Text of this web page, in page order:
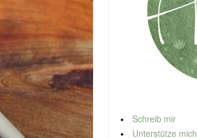
Schreib mir
Unterstütze mich